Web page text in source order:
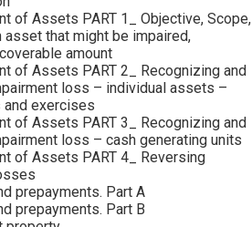
of Assets PART 1_ Objective, Scope,
asset that might be impaired,
amount
of Assets PART 2_ Recognizing and
loss – individual assets –
exercises
of Assets PART 3_ Recognizing and
loss – cash generating units
of Assets PART 4_ Reversing
prepayments. Part A
prepayments. Part B